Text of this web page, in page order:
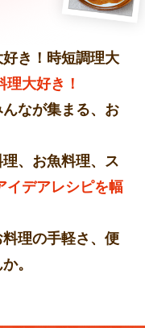
き！時短調理大
理大好き！
んなが集まる、お
、お魚料理、ス
イデアレシピを幅
理の手軽さ、便
。